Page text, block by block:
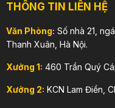
THÔNG TIN LIÊN HỆ
Văn Phòng: Số nhà 21,
Thanh Xuân, Hà Nội.
Xưởng 1: 460 Trần Quý
Xưởng 2: KCN Lam Điền,